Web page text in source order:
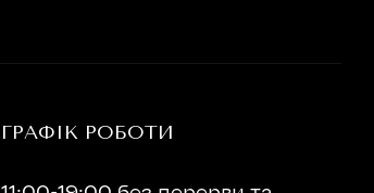
ГРАФІК РОБОТИ